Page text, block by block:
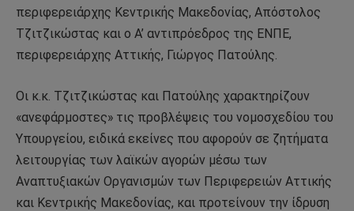
περιφερειάρχης Κεντρικής Μακεδονίας, Απόστολος
Τζιτζικώστας και ο Α’ αντιπρόεδρος της ΕΝΠΕ,
περιφερειάρχης Αττικής, Γιώργος Πατούλης.
Οι κ.κ. Τζιτζικώστας και Πατούλης χαρακτηρίζουν
«ανεφάρμοστες» τις προβλέψεις του νομοσχεδίου του
Υπουργείου, ειδικά εκείνες που αφορούν σε ζητήματα
λειτουργίας των λαϊκών αγορών μέσω των
Αναπτυξιακών Οργανισμών των Περιφερειών Αττικής
και Κεντρικής Μακεδονίας, και προτείνουν την ίδρυση